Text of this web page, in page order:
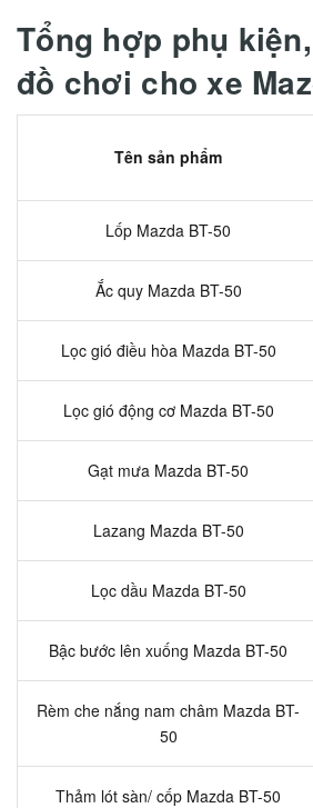
Tổng hợp phụ
đồ chơi cho xe
Tên sản phẩm
Lốp Mazda BT-50
Ắc quy Mazda BT-50
Lọc gió điều hòa Mazda BT-50
Lọc gió động cơ Mazda BT-50
Gạt mưa Mazda BT-50
Lazang Mazda BT-50
Lọc dầu Mazda BT-50
Bậc bước lên xuống Mazda BT-50
Rèm che nắng nam châm Mazda BT-
50
Thảm lót sàn/ cốp Mazda BT-50